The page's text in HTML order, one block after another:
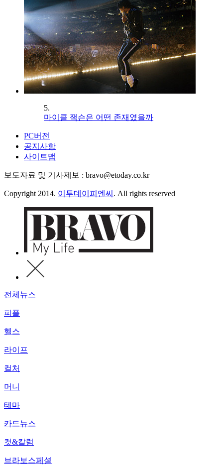
5.
마이클 잭슨은 어떤 존재였을까
PC버전
공지사항
사이트맵
보도자료 및 기사제보 : bravo@etoday.co.kr
Copyright 2014. 이투데이피엔씨 . All rights reserved
전체뉴스
피플
헬스
라이프
컬처
머니
테마
카드뉴스
컷&칼럼
브라보스페셜